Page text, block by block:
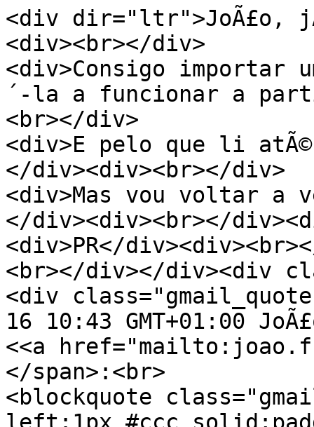
<div dir="ltr">JoÃ£o,
<div><br></div>
<div>Consigo importar
´-la a funcionar a
<br></div>
<div>E pelo que li atÃ©
</div><div><br></div>
<div>Mas vou voltar
</div><div><br></
<div>PR</
<br></div></div><div
<div
16 10:43 GMT+01:00
<<a
</span>:<br>
<blockquote